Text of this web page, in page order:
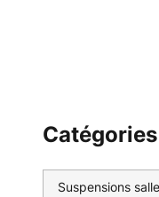
Suspensions